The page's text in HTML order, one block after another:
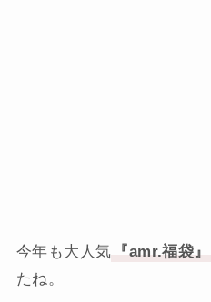
今年も大人気 『amr.福袋』
たね。